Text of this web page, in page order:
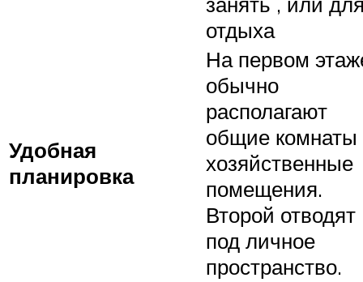
отдыха
Удобная
планировка
На первом
обычно
располагают
общие комнаты
хозяйственные
помещения.
Второй отводят
под личное
пространство.